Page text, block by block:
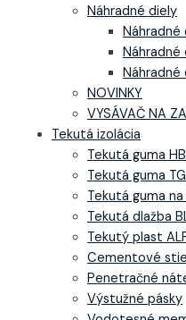
Náhradné diely
Náhradné
Náhradné
NOVINKY
VYSÁVAČ NA
Tekutá izolácia
Tekutá guma
Tekutá guma
Tekutá guma
Tekutá dlažba
Tekutý plast
Cementové
Penetračné
Výstužné pásky